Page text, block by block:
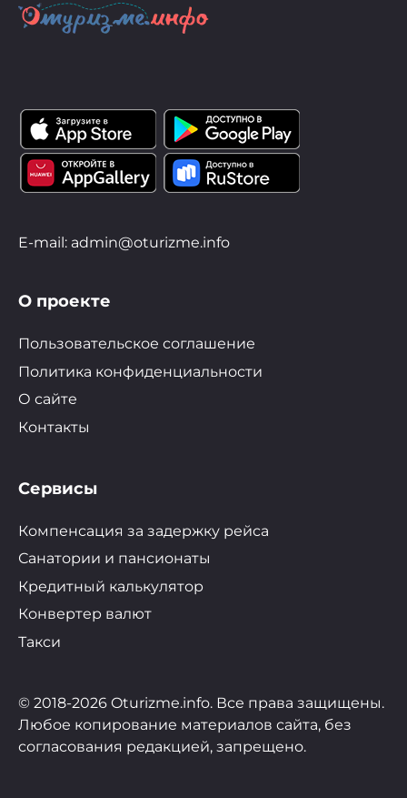
E-mail: admin@oturizme.info
О проекте
Пользовательское соглашение
Политика конфиденциальности
О сайте
Контакты
Сервисы
Компенсация за задержку рейса
Санатории и пансионаты
Кредитный калькулятор
Конвертер валют
Такси
© 2018-2026 Oturizme.info. Все права защищены.
Любое копирование материалов сайта, без
согласования редакцией, запрещено.